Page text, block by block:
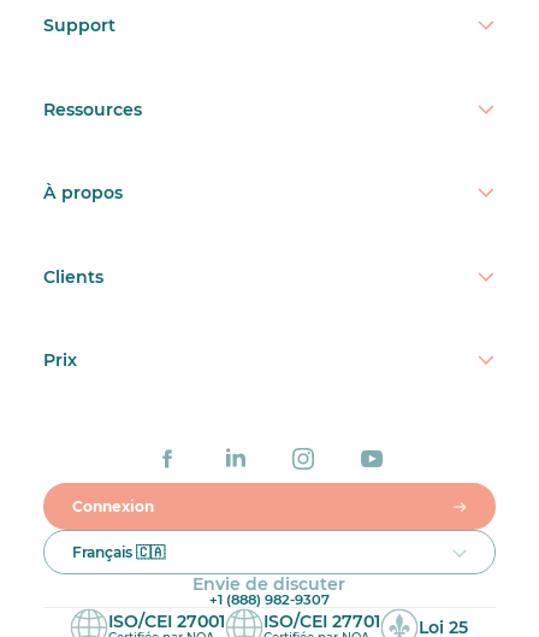
Support
Ressources
À propos
Clients
Prix
Connexion
Français 🇨🇦
Envie de discuter
+1 (888) 982-9307
ISO/CEI 27001 ISO/CEI 27701 Loi 25